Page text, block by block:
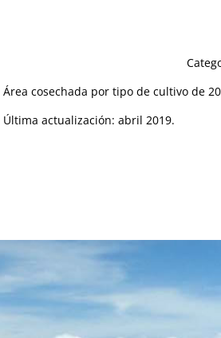
Área cosechada por tipo de cultivo de
Última actualización: abril 2019.